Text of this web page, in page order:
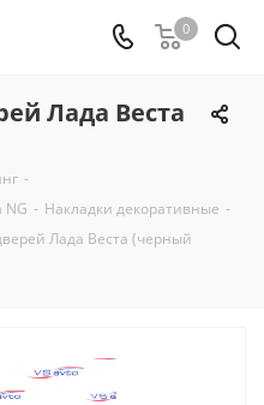
0
Лада Веста
-
- Накладки декоративные -
Лада Веста (черный